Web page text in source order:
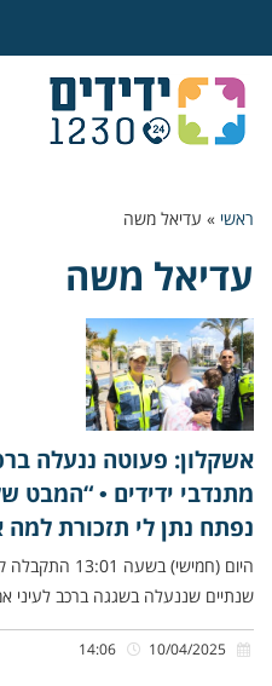
ראשי » עדיאל משה
עדיאל משה
אשקלון: פעוטה ננעלה
מתנדבי ידידים •
נפתח נתן לי תזכורת למה
היום (חמישי)
שנתיים שננעלה בשגגה ברכב לעיני